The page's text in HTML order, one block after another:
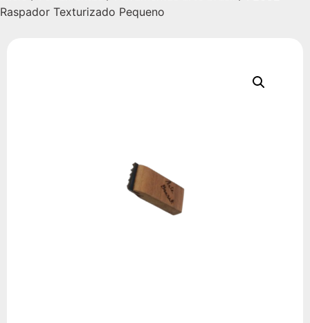
Raspador Texturizado Pequeno